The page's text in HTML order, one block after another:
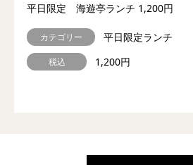
平日限定 海遊亭ランチ 1,200円
カテゴリー 平日限定ランチ
税込 1,200円